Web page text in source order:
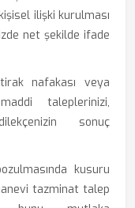
ilişki kurulması
net şekilde ifade
nafakası veya
taleplerinizi,
sonuç
kusuru
tazminat talep